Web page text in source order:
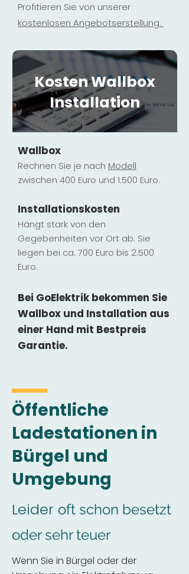
Profitieren Sie von unserer
kostenlosen Angebotserstellung.
Kosten Wallbox
Installation
Wallbox
Rechnen Sie je nach Modell
zwischen 400 Euro und 1.500 Euro.
Installationskosten
Hängt stark von den
Gegebenheiten vor Ort ab. Sie
liegen bei ca. 700 Euro bis 2.500
Euro.
Bei GoElektrik bekommen Sie
Wallbox und Installation aus
einer Hand mit Bestpreis
Garantie.
Öffentliche
Ladestationen in
Bürgel und
Umgebung
Leider oft schon besetzt
oder sehr teuer
Wenn Sie in Bürgel oder der